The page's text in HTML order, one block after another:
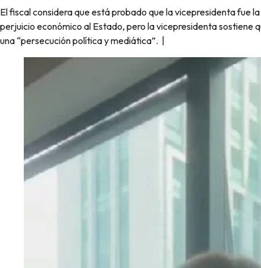
El fiscal considera que está probado que la vicepresidenta fue
perjuicio económico al Estado, pero la vicepresidenta sostiene
una “persecución política y mediática”. |